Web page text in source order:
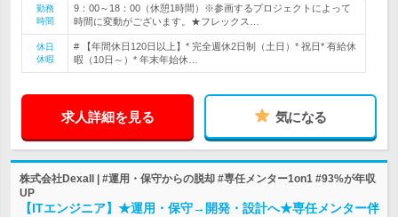
勤務
時間
9：00～18：00（休憩1時間）※参画するプロジェクトによって
時間に変動がございます。★フレックス…
休日
休暇
# 【年間休日120日以上】* 完全週休2日制（土日）* 祝日* 有給休
暇（10日～）* 年末年始休…
求人詳細を見る 気になる
株式会社Dexall | #運用・保守からの脱却 #専任メンター1on1 #93%が年収
UP
【ITエンジニア】★運用・保守→開発・設計へ★専任メンター伴